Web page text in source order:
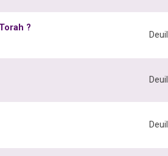
?
Deuil
Deuil
Deuil